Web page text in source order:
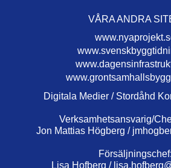
VÅRA ANDRA
Digitala Medier / Stordåhd
Verksamhetsansvarig/
Jon Mattias Högberg /
Försäljningschef:
Lisa Hofberg /